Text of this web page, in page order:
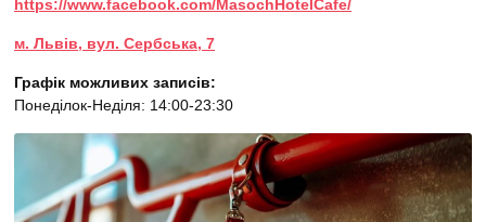
https://www.facebook.com/MasochHotelCafe/
м. Львів, вул. Сербська, 7
Графік можливих записів:
Понеділок-Неділя: 14:00-23:30